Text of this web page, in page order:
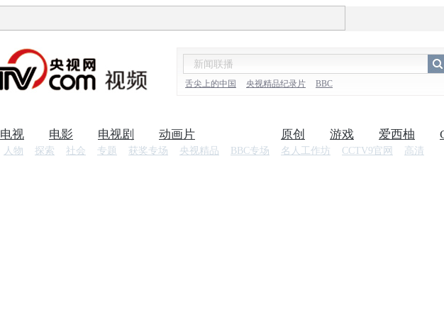
舌尖上的中国 央视精品纪录片 BBC
电视 电影 电视剧 动画片
人物 探索 社会 专题 获奖专场 央视精品 BBC专场 名人工作坊 CCTV9官网 高清
原创 游戏 爱西柚